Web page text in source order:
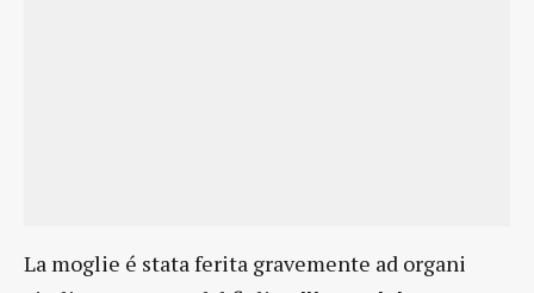
La moglie é stata ferita gravemente ad organi